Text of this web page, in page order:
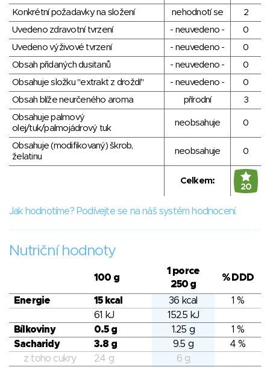
Konkrétní požadavky na složení nehodnotí se
2
Uvedeno zdravotní tvrzení
- neuvedeno -
0
Uvedeno výživové tvrzení
- neuvedeno -
0
Obsah přidaných dusitanů
- neuvedeno -
0
Obsahuje složku "extrakt z droždí"
- neuvedeno -
0
Obsah blíže neurčeného aroma
přírodní
3
Obsahuje palmový
olej/tuk/palmojádrový tuk
neobsahuje 0
Obsahuje (modifikovaný) škrob,
želatinu
neobsahuje 0
Celkem:
20
Jak hodnotíme? Podívejte se na náš systém hodnocení.
Nutriční hodnoty
100 g
1 porce
250 g
% DDD
Energie 15 kcal 36 kcal
1 %
61 kJ
152.5 kJ
Bílkoviny
0.5 g 1.25 g
1 %
Sacharidy
3.8 g 9.5 g
4 %
z toho cukry
2.4 g
6 g